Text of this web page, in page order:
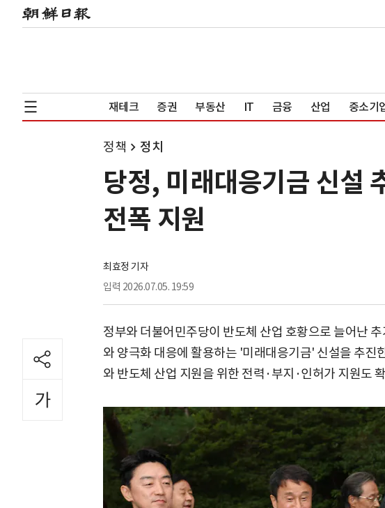
재테크 증권 부동산 IT 금융 산업 중소기
정책 정치
당정, 미래대응기금 신설
전폭 지원
최효정 기자
입력 2026.07.05. 19:59
정부와 더불어민주당이 반도체 산업 호황으로 늘어난
와 양극화 대응에 활용하는 '미래대응기금' 신설을 추진
와 반도체 산업 지원을 위한 전력·부지·인허가 지원도